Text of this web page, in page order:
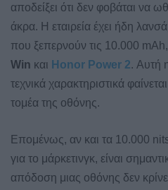
αποδείξει ότι δεν φοβάται να
άκρα. Η εταιρεία έχει ήδη
που ξεπερνούν τις 10.000
Win και Honor Power 2. Αυτή
τεχνικά χαρακτηριστικά
τομέα της οθόνης.
Επομένως, αν και τα 10.000
για το μάρκετινγκ, είναι
απόδοση μιας οθόνης δεν